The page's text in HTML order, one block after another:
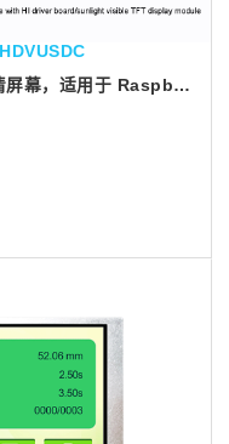
10.1寸 IPS 显示屏 | 1280x800 高清屏幕，适用于 Raspberry Pi